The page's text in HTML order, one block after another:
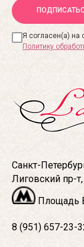
Я согласен(а) на
Политику
Санкт-
Лиговский пр-
Площадь
8 (951) 657-23-